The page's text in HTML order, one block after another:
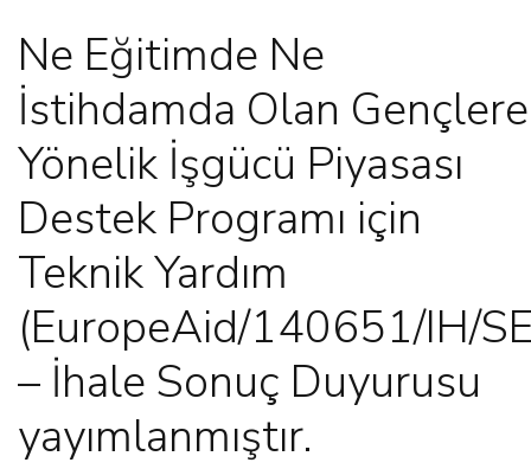
Ne Eğitimde Ne
İstihdamda Olan Gençlere
Yönelik İşgücü Piyasası
Destek Programı için
Teknik Yardım
(EuropeAid/140651/IH/
– İhale Sonuç Duyurusu
yayımlanmıştır.